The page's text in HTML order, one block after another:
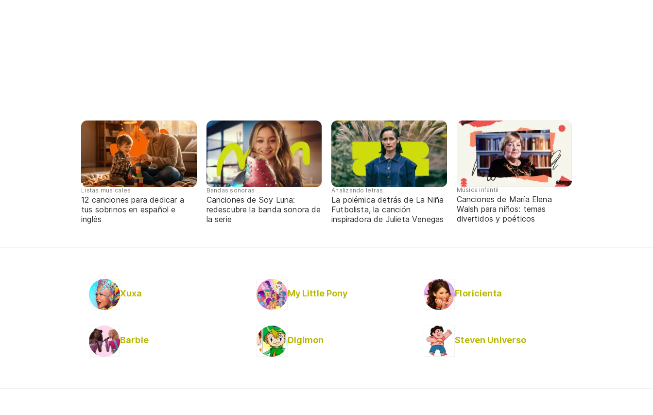
Listas musicales
12 canciones para dedicar a
tus sobrinos en español e
inglés
Bandas sonoras
Canciones de Soy Luna:
redescubre la banda sonora de
la serie
Analizando letras
La polémica detrás de La Niña
Futbolista, la canción
inspiradora de Julieta Venegas
Música infantil
Canciones de María Elena
Walsh para niños: temas
divertidos y poéticos
Xuxa My Little Pony Floricienta
Barbie Digimon Steven Universo